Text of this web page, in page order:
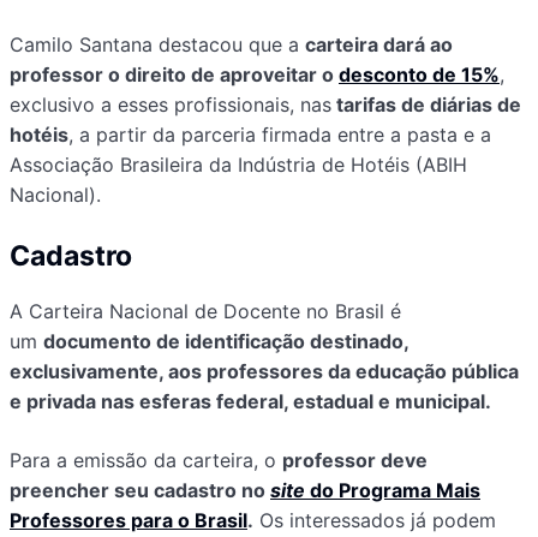
Camilo Santana destacou que a carteira dará ao
professor o direito de aproveitar o desconto de 15%,
exclusivo a esses profissionais, nas tarifas de diárias de
hotéis, a partir da parceria firmada entre a pasta e a
Associação Brasileira da Indústria de Hotéis (ABIH
Nacional).
Cadastro
A Carteira Nacional de Docente no Brasil é
um documento de identificação destinado,
exclusivamente, aos professores da educação pública
e privada nas esferas federal, estadual e municipal.
Para a emissão da carteira, o professor deve
preencher seu cadastro no site do Programa Mais
Professores para o Brasil. Os interessados já podem